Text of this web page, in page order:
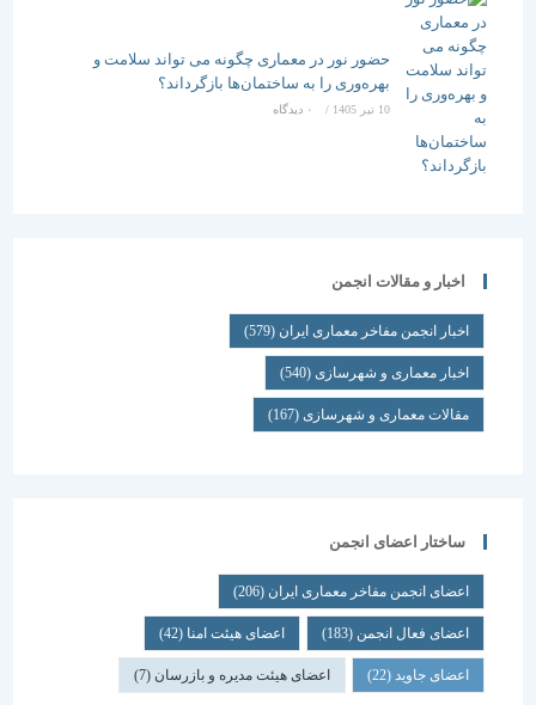
حضور نور در معماری چگونه می تواند سلامت و
بهره‌وری را به ساختمان‌ها بازگرداند؟
/ ۰ دیدگاه
اخبار و مقالات انجمن
اخبار انجمن مفاخر معماری ایران (579)
اخبار معماری و شهرسازی(540)
مقالات معماری و شهرسازی(167)
ساختار اعضای انجمن
اعضای انجمن مفاخر معماری ایران (206)
اعضای فعال انجمن(183) اعضای هیئت امنا(42)
اعضای جاوید(22) اعضای هیئت مدیره و بازرسان(7)